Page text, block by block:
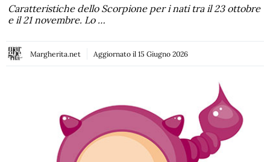
Caratteristiche dello Scorpione per i nati tra il 23 ottobre
e il 21 novembre. Lo …
Margherita.net Aggiornato il 15 Giugno 2026